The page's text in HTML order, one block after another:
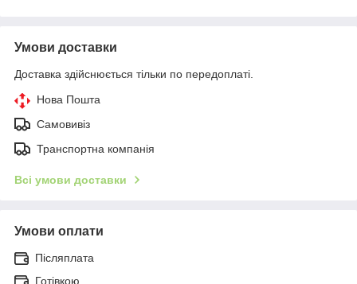
Умови доставки
Доставка здійснюється тільки по передоплаті.
Нова Пошта
Самовивіз
Транспортна компанія
Всі умови доставки
Умови оплати
Післяплата
Готівкою